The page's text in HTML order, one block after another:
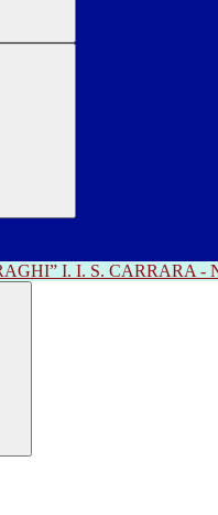
I. I. S. CARRARA -